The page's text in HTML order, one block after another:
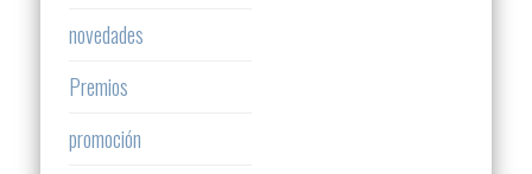
novedades
Premios
promoción